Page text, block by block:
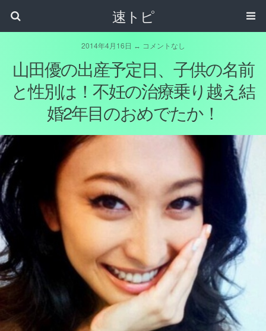
速トピ
2014年4月16日 ↔ コメントなし
山田優の出産予定日、子供の名前
と性別は！不妊の治療乗り越え結
婚2年目のおめでたか！